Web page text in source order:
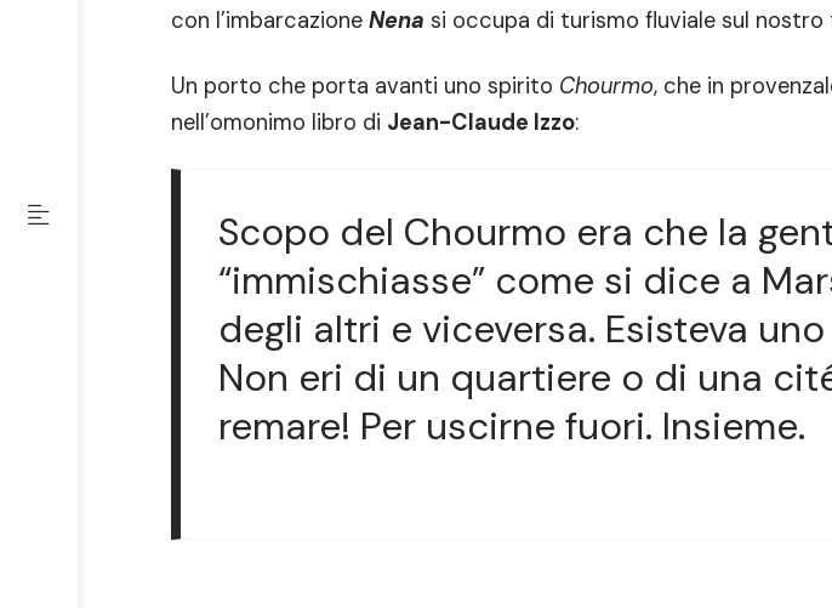
con l’imbarcazione Nena si occupa di turismo fluviale sul
Un porto che porta avanti uno spirito Chourmo, che in
nell’omonimo libro di Jean-Claude Izzo:
Scopo del Chourmo era che la
“immischiasse” come si dice a
degli altri e viceversa. Esisteva
Non eri di un quartiere o di una
remare! Per uscirne fuori. Insieme.